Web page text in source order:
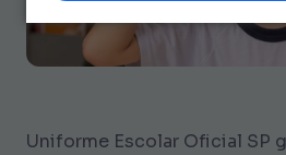
Uniforme Escolar Oficial SP